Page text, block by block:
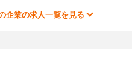
企業の求人一覧を見る